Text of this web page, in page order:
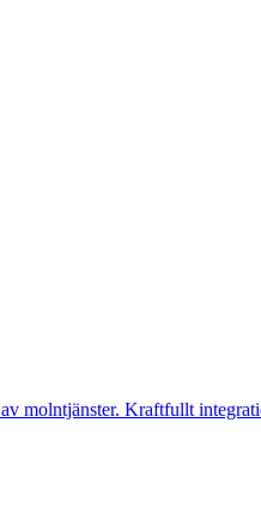
molntjänster. Kraftfullt